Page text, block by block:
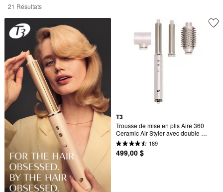
T3 Cadeaux
21 Résultats
T3
Trousse de mise en plis Aire 360
Ceramic Air Styler avec double
tension
189
499,00 $